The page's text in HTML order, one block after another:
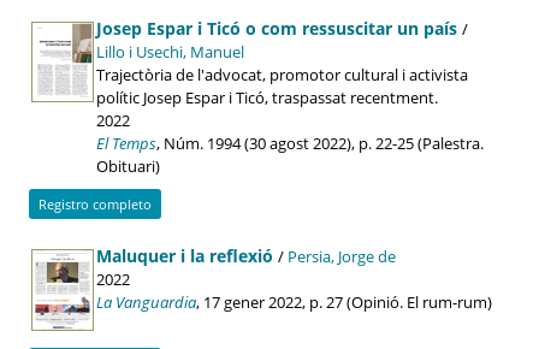
Josep Espar i Ticó o com ressuscitar un país /
Lillo i Usechi, Manuel
Trajectòria de l'advocat, promotor cultural i activista
polític Josep Espar i Ticó, traspassat recentment.
2022
El Temps, Núm. 1994 (30 agost 2022), p. 22-25 (Palestra.
Obituari)
Registro completo
Maluquer i la reflexió / Persia, Jorge de
2022
La Vanguardia, 17 gener 2022, p. 27 (Opinió. El rum-rum)